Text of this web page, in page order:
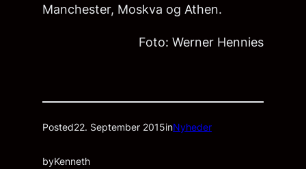
Manchester, Moskva og Athen.
Foto: Werner Hennies
Posted22. September 2015inNyheder
byKenneth